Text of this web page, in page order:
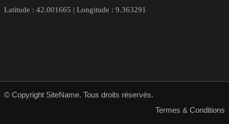
Latitude : 42.001665 | Longitude : 9.363291
© Copyright SiteName. Tous droits réservés.
Termes & Conditions